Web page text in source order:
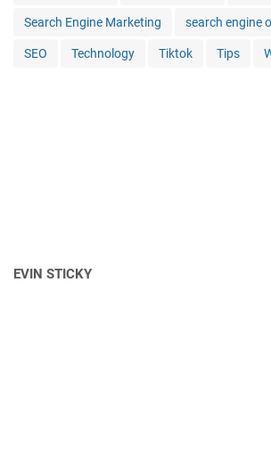
Search Engine Marketing search engine
SEO Technology Tiktok Tips
EVIN STICKY